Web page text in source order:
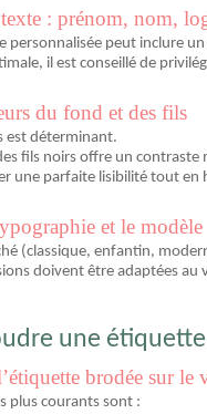
: prénom, nom,
personnalisée peut inclure
il est conseillé de
du fond et des fils
est déterminant.
fils noirs offre un contraste
une parfaite lisibilité tout
et le modèle
(classique, enfantin,
doivent être adaptées
une
brodée sur le
plus courants sont :